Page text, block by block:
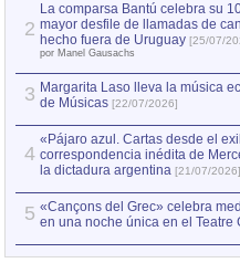
2
La comparsa Bantú celebra su
mayor desfile de llamadas de
hecho fuera de Uruguay [25/07/
por Manel Gausachs
3 Margarita Laso lleva la música
de Músicas [22/07/2026]
4
«Pájaro azul. Cartas desde el
correspondencia inédita de
la dictadura argentina [21/07/2026]
5 «Cançons del Grec» celebra
en una noche única en el Teatre